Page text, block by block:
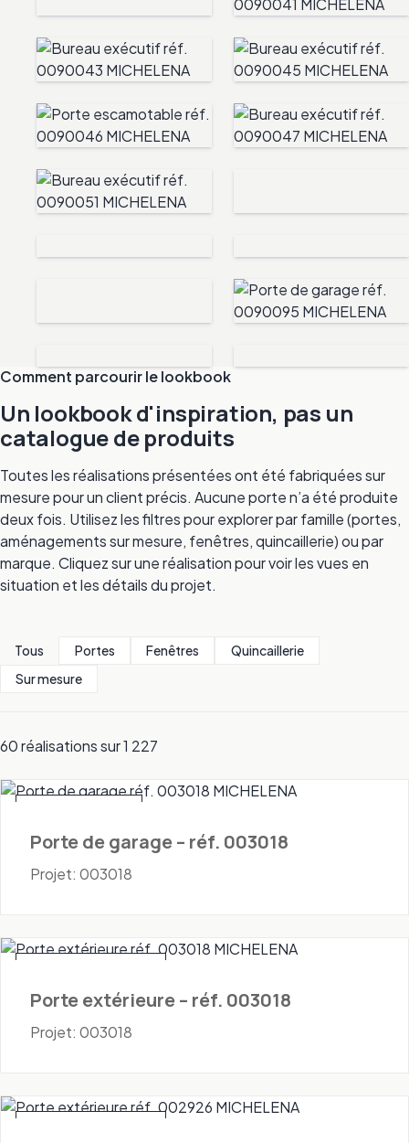
Comment parcourir le lookbook
Un lookbook d'inspiration, pas un
catalogue de produits
Toutes les réalisations présentées ont été fabriquées sur
mesure pour un client précis. Aucune porte n’a été produite
deux fois. Utilisez les filtres pour explorer par famille (portes,
aménagements sur mesure, fenêtres, quincaillerie) ou par
marque. Cliquez sur une réalisation pour voir les vues en
situation et les détails du projet.
Tous Portes Fenêtres
Quincaillerie
Sur mesure
60 réalisations sur 1 227
Porte de garage – réf. 003018
Projet: 003018
Porte extérieure – réf. 003018
Projet: 003018